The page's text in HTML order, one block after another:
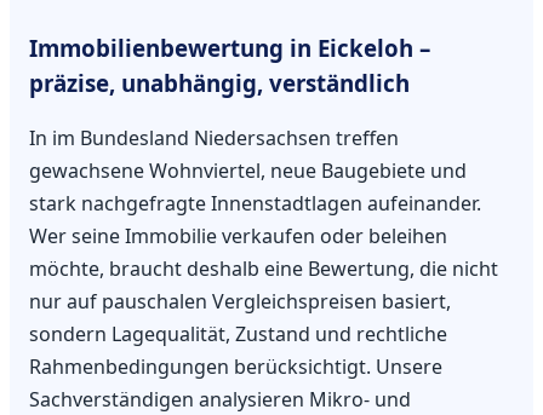
Immobilienbewertung in Eickeloh –
präzise, unabhängig, verständlich
In im Bundesland Niedersachsen treffen
gewachsene Wohnviertel, neue Baugebiete und
stark nachgefragte Innenstadtlagen aufeinander.
Wer seine Immobilie verkaufen oder beleihen
möchte, braucht deshalb eine Bewertung, die nicht
nur auf pauschalen Vergleichspreisen basiert,
sondern Lagequalität, Zustand und rechtliche
Rahmenbedingungen berücksichtigt. Unsere
Sachverständigen analysieren Mikro- und